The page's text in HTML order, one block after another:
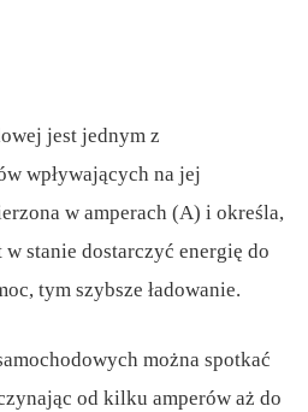
jest jednym z
wpływających na jej
w amperach (A) i określa,
stanie dostarczyć energię do
tym szybsze ładowanie.
można spotkać
od kilku amperów aż do